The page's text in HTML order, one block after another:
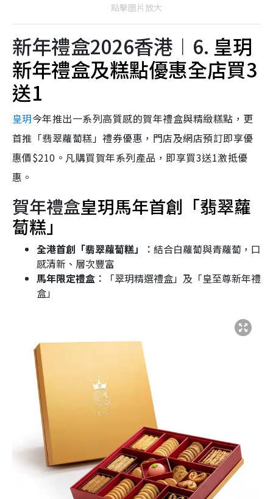
點擊圖片放大
新年禮盒2026香港︱6. 皇玥
新年禮盒及糕點優惠全店買3
送1
皇玥今年推出一系列高質感的賀年禮盒與精緻糕點，更
首推「翡翠蘿蔔糕」禮券優惠，門店及網店預訂即享優
惠價$210。凡購買賀年系列產品，即享買3送1激抵優
惠。
賀年禮盒皇玥馬年首創「翡翠蘿
蔔糕」
全港首創「翡翠蘿蔔糕」︰ 結合白蘿蔔與青蘿蔔，口
感清新、層次豐富
馬年限定禮盒︰
「翠玥精選禮盒」及「皇至尊新年禮
盒」